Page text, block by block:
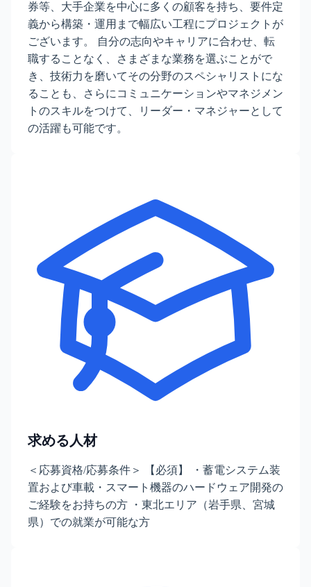
券等、大手企業を中心に多くの顧客を持ち、要件定
義から構築・運用まで幅広い工程にプロジェクトが
ございます。 自分の志向やキャリアに合わせ、転
職することなく、さまざまな業務を選ぶことがで
き、技術力を磨いてその分野のスペシャリストにな
ることも、さらにコミュニケーションやマネジメン
トのスキルをつけて、リーダー・マネジャーとして
の活躍も可能です。
求める人材
＜応募資格/応募条件＞ 【必須】 ・蓄電システム装
置および車載・スマート機器のハードウェア開発の
ご経験をお持ちの方 ・東北エリア（岩手県、宮城
県）での就業が可能な方